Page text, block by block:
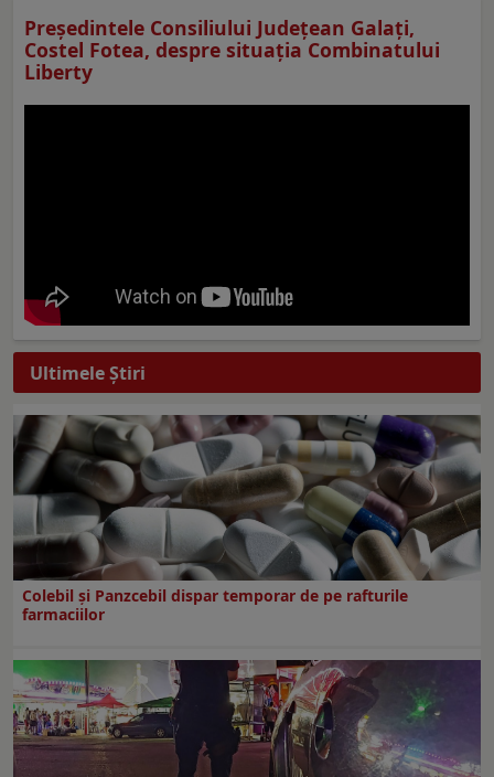
Preşedintele Consiliului Judeţean Galaţi,
Costel Fotea, despre situaţia Combinatului
Liberty
Ultimele Ştiri
Colebil și Panzcebil dispar temporar de pe rafturile
farmaciilor